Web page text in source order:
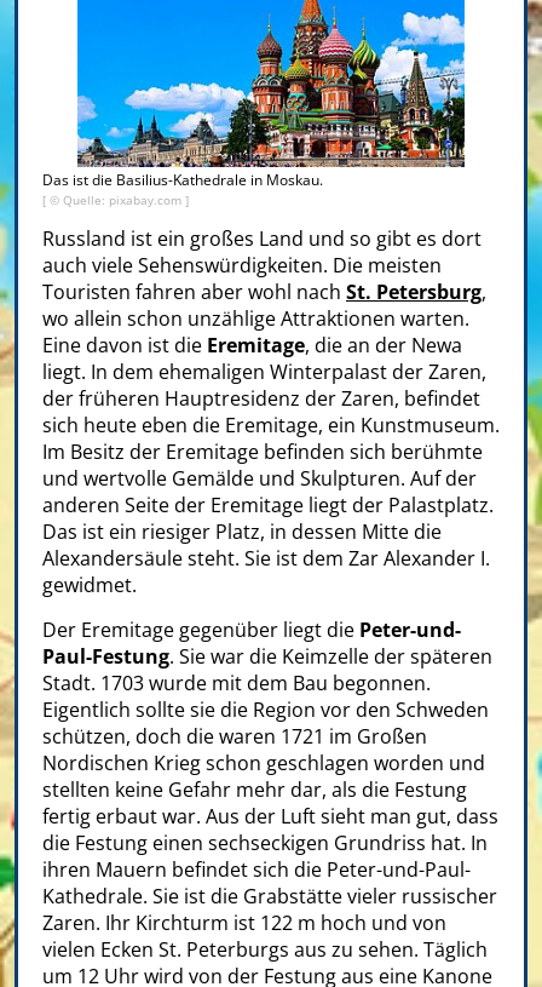
Das ist die Basilius-Kathedrale in Moskau.
[ © Quelle: pixabay.com ]
Russland ist ein großes Land und so gibt es dort
auch viele Sehenswürdigkeiten. Die meisten
Touristen fahren aber wohl nach St. Petersburg,
wo allein schon unzählige Attraktionen warten.
Eine davon ist die Eremitage, die an der Newa
liegt. In dem ehemaligen Winterpalast der Zaren,
der früheren Hauptresidenz der Zaren, befindet
sich heute eben die Eremitage, ein Kunstmuseum.
Im Besitz der Eremitage befinden sich berühmte
und wertvolle Gemälde und Skulpturen. Auf der
anderen Seite der Eremitage liegt der Palastplatz.
Das ist ein riesiger Platz, in dessen Mitte die
Alexandersäule steht. Sie ist dem Zar Alexander I.
gewidmet.
Der Eremitage gegenüber liegt die Peter-und-
Paul-Festung. Sie war die Keimzelle der späteren
Stadt. 1703 wurde mit dem Bau begonnen.
Eigentlich sollte sie die Region vor den Schweden
schützen, doch die waren 1721 im Großen
Nordischen Krieg schon geschlagen worden und
stellten keine Gefahr mehr dar, als die Festung
fertig erbaut war. Aus der Luft sieht man gut, dass
die Festung einen sechseckigen Grundriss hat. In
ihren Mauern befindet sich die Peter-und-Paul-
Kathedrale. Sie ist die Grabstätte vieler russischer
Zaren. Ihr Kirchturm ist 122 m hoch und von
vielen Ecken St. Peterburgs aus zu sehen. Täglich
um 12 Uhr wird von der Festung aus eine Kanone